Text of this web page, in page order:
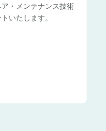
・メンテナンス技術
いたします。